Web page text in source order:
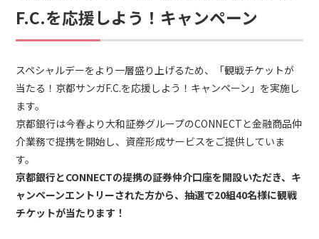
F.C.を応援しよう！キャンペーン
スペシャルデーをより一層盛り上げるため、「観戦チケットが
当たる！京都サンガF.C.を応援しよう！キャンペーン」を実施し
ます。
京都銀行は今春より大和証券グループのCONNECTと金融商品仲
介業務で提携を開始し、資産形成サービスをご提供していま
す。
京都銀行とCONNECTの提携の証券仲介口座を開設いただき、キ
ャンペーンエントリーされた方から、抽選で20組40名様に観戦
チケットが当たります！